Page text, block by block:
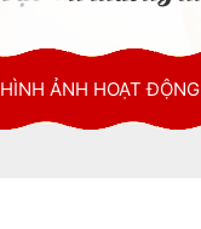
HÌNH ẢNH HOẠT ĐỘNG